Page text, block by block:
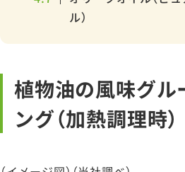
ル）
植物油の風味グル
ング（加熱調理時）